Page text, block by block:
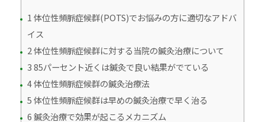
1 体位性頻脈症候群(POTS)でお悩みの方に適切なアドバ
イス
2 体位性頻脈症候群に対する当院の鍼灸治療について
3 85パーセント近くは鍼灸で良い結果がでている
4 体位性頻脈症候群の鍼灸治療法
5 体位性頻脈症候群は早めの鍼灸治療で早く治る
6 鍼灸治療で効果が起こるメカニズム